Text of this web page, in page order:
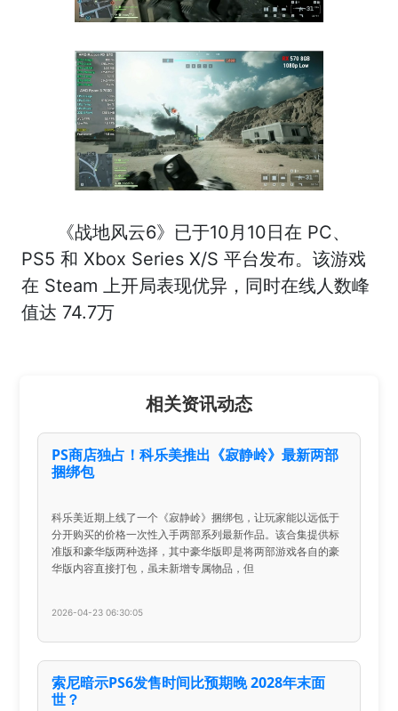
《战地风云6》已于10月10日在 PC、
PS5 和 Xbox Series X/S 平台发布。该游戏
在 Steam 上开局表现优异，同时在线人数峰
值达 74.7万
相关资讯动态
PS商店独占！科乐美推出《寂静岭》最新两部
捆绑包
科乐美近期上线了一个《寂静岭》捆绑包，让玩家能以远低于
分开购买的价格一次性入手两部系列最新作品。该合集提供标
准版和豪华版两种选择，其中豪华版即是将两部游戏各自的豪
华版内容直接打包，虽未新增专属物品，但
2026-04-23 06:30:05
索尼暗示PS6发售时间比预期晚 2028年末面
世？